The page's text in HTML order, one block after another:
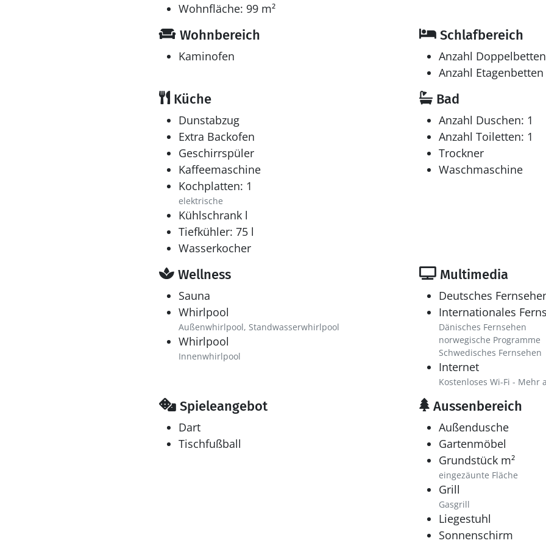
Wohnfläche: 99 m²
Wohnbereich
Kaminofen
Schlafbereich
Anzahl
Anzahl Etagenbetten
Küche
Dunstabzug
Extra Backofen
Geschirrspüler
Kaffeemaschine
Kochplatten: 1
elektrische
Kühlschrank l
Tiefkühler: 75 l
Wasserkocher
Bad
Anzahl Duschen: 1
Anzahl Toiletten: 1
Trockner
Waschmaschine
Wellness
Sauna
Whirlpool
Außenwhirlpool, Standwasserwhirlpool
Whirlpool
Innenwhirlpool
Multimedia
Deutsches
Internationales
Dänisches Fernsehen
norwegische Programme
Schwedisches Fernsehen
Internet
Kostenloses Wi-Fi - Mehr
Spieleangebot
Dart
Tischfußball
Aussenbereich
Außendusche
Gartenmöbel
Grundstück m²
eingezäunte Fläche
Grill
Gasgrill
Liegestuhl
Sonnenschirm